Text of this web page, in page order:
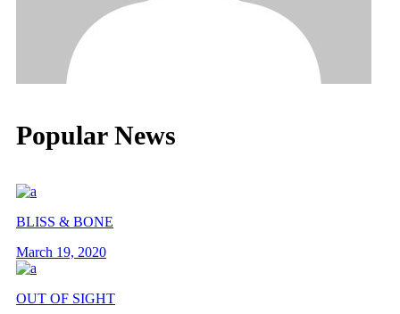
Popular News
BLISS & BONE
March 19, 2020
OUT OF SIGHT